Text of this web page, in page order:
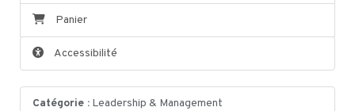
Panier
Accessibilité
Catégorie : Leadership & Management